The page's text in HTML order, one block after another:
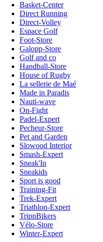
Basket-Center
Direct Running
Direct-Volley
Espace Golf
Foot-Store
Galopp-Store
Golf and co
Handball-Store
House of Rugby
La sellerie de Maé
Made in Paradis
Nauti-wave
On-Fight
Padel-Expert
Pecheur-Store
Pet and Garden
Slowood Interior
Smash-Expert
Sneak'In
Sneakids
Sport is good
Training-Fit
Trek-Expert
Triathlon-Expert
TripnBikers
Vélo-Store
Winter-Expert